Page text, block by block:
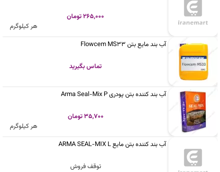
265,000 تومان
هر کیلوگرم
آب بند مایع بتن Flowcem MS33
تماس بگیرید
آب بند کننده بتن پودری Arma Seal-Mix P
35,700 تومان
هر کیلوگرم
آب بند کننده بتن مایع ARMA SEAL-MIX L
توقف فروش